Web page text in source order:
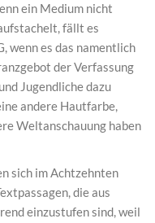
ein Medium nicht
fällt es
wenn es das namentlich
der Verfassung
Jugendliche dazu
andere Hautfarbe,
Weltanschauung haben
sich im Achtzehnten
die aus
einzustufen sind, weil